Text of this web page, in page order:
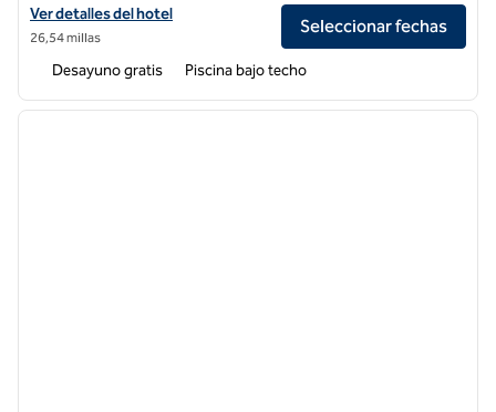
Ver detalles del hotel Embassy Suites by Hilton Los Angeles Downey
Ver detalles del hotel
26,54 millas
Seleccionar fechas
Desayuno gratis Piscina bajo techo
1 de 12